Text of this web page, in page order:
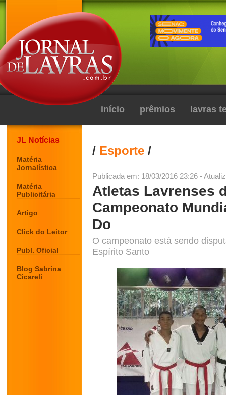
início prêmios lavras
JL Notícias
Matéria
Jornalística
Matéria
Publicitária
Artigo
Click do Leitor
Publ. Oficial
Blog Sabrina
Cicareli
/ Esporte /
Publicada em: 18/03/2016 23:26 -
Atletas Lavrenses
Campeonato
Do
O campeonato está sendo
Espírito Santo